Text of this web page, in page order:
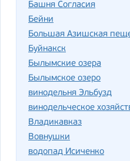
Башня Согласия
Бейни
Большая Азишская
Буйнакск
Былымские озера
Былымское озеро
винодельня Эльбузд
винодельческое
Владикавказ
Вовнушки
водопад Исиченко